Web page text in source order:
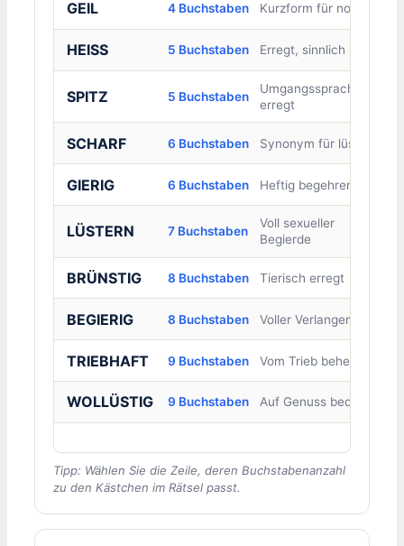
GEIL 4 Buchstaben Kurzform für notgeil
HEISS 5 Buchstaben Erregt, sinnlich
SPITZ 5 Buchstaben
Umgangssprachlich:
erregt
SCHARF 6 Buchstaben Synonym für lüstern
GIERIG 6 Buchstaben Heftig begehrend
LÜSTERN 7 Buchstaben
Voll sexueller
Begierde
BRÜNSTIG 8 Buchstaben Tierisch erregt
BEGIERIG 8 Buchstaben Voller Verlangen
TRIEBHAFT 9 Buchstaben Vom Trieb beherrscht
WOLLÜSTIG 9 Buchstaben Auf Genuss bedacht
Tipp: Wählen Sie die Zeile, deren Buchstabenanzahl
zu den Kästchen im Rätsel passt.